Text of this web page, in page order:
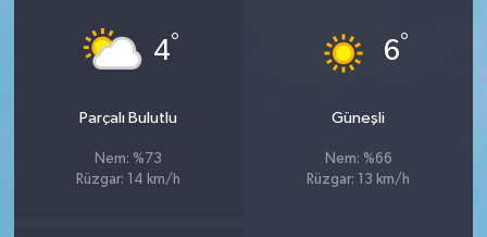
4°
Parçalı Bulutlu
Nem: %73
Rüzgar: 14 km/h
6°
Güneşli
Nem: %66
Rüzgar: 13 km/h